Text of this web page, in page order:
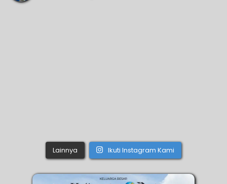
Lainnya Ikuti Instagram Kami